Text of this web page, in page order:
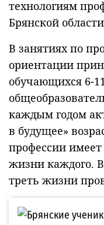
технологиям
Брянской
В занятиях по
ориентации
обучающихся 6-
каждым годом
в будущее»
профессии
жизни каждого.
треть жизни